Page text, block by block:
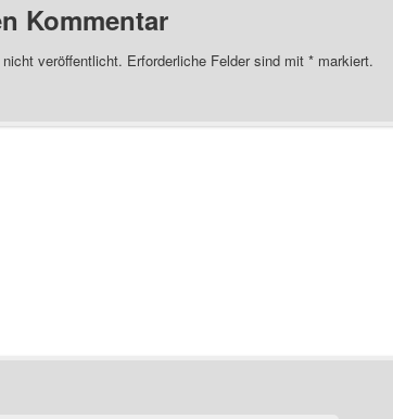
Kommentar
veröffentlicht. Erforderliche Felder sind mit *markiert.